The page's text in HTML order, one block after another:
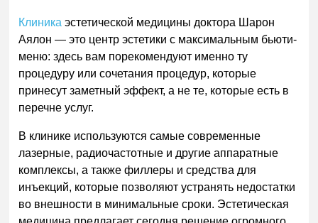
Клиника эстетической медицины доктора Шарон
Аялон — это центр эстетики с максимальным бьюти-
меню: здесь вам порекомендуют именно ту
процедуру или сочетания процедур, которые
принесут заметный эффект, а не те, которые есть в
перечне услуг.
В клинике используются самые современные
лазерные, радиочастотные и другие аппаратные
комплексы, а также филлеры и средства для
инъекций, которые позволяют устранять недостатки
во внешности в минимальные сроки. Эстетическая